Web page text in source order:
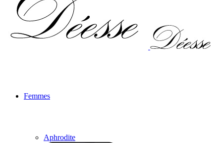
Femmes
Aphrodite